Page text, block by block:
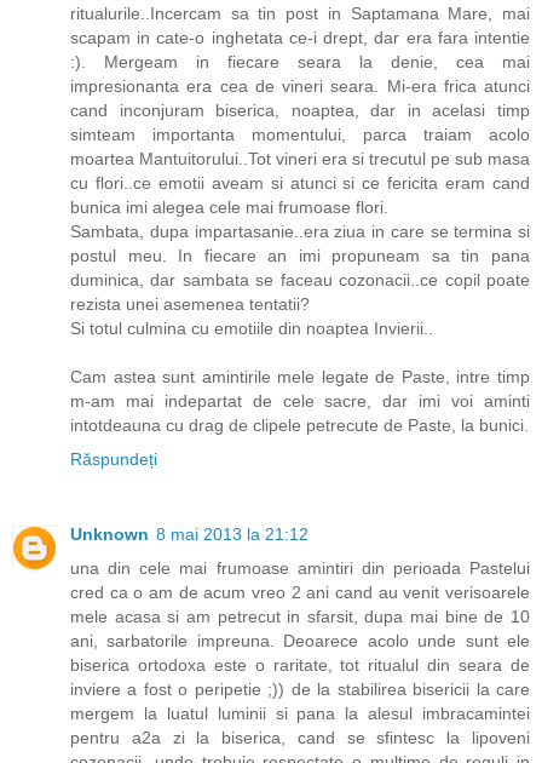
ritualurile..Incercam sa tin post in Saptamana Mare, mai
scapam in cate-o inghetata ce-i drept, dar era fara intentie
:). Mergeam in fiecare seara la denie, cea mai
impresionanta era cea de vineri seara. Mi-era frica atunci
cand inconjuram biserica, noaptea, dar in acelasi timp
simteam importanta momentului, parca traiam acolo
moartea Mantuitorului..Tot vineri era si trecutul pe sub masa
cu flori..ce emotii aveam si atunci si ce fericita eram cand
bunica imi alegea cele mai frumoase flori.
Sambata, dupa impartasanie..era ziua in care se termina si
postul meu. In fiecare an imi propuneam sa tin pana
duminica, dar sambata se faceau cozonacii..ce copil poate
rezista unei asemenea tentatii?
Si totul culmina cu emotiile din noaptea Invierii..
Cam astea sunt amintirile mele legate de Paste, intre timp
m-am mai indepartat de cele sacre, dar imi voi aminti
intotdeauna cu drag de clipele petrecute de Paste, la bunici.
Răspundeți
Unknown 8 mai 2013 la 21:12
una din cele mai frumoase amintiri din perioada Pastelui
cred ca o am de acum vreo 2 ani cand au venit verisoarele
mele acasa si am petrecut in sfarsit, dupa mai bine de 10
ani, sarbatorile impreuna. Deoarece acolo unde sunt ele
biserica ortodoxa este o raritate, tot ritualul din seara de
inviere a fost o peripetie ;)) de la stabilirea bisericii la care
mergem la luatul luminii si pana la alesul imbracamintei
pentru a2a zi la biserica, cand se sfintesc la lipoveni